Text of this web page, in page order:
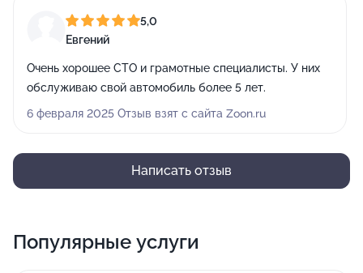
5,0
Евгений
Очень хорошее СТО и грамотные специалисты. У них
обслуживаю свой автомобиль более 5 лет.
6 февраля 2025 Отзыв взят с сайта Zoon.ru
Написать отзыв
Популярные услуги